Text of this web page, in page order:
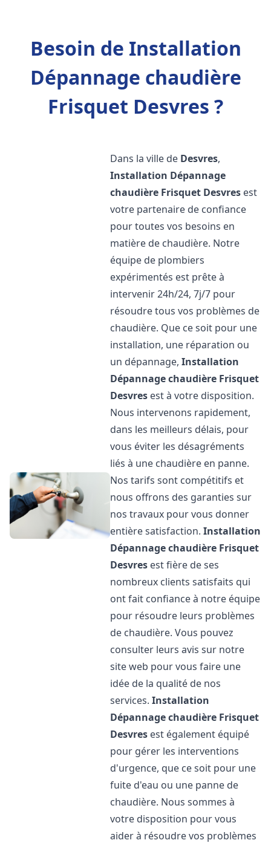
Besoin de Installation
Dépannage chaudière
Frisquet Desvres ?
Dans la ville de Desvres,
Installation Dépannage
chaudière Frisquet Desvres est
votre partenaire de confiance
pour toutes vos besoins en
matière de chaudière. Notre
équipe de plombiers
expérimentés est prête à
intervenir 24h/24, 7j/7 pour
résoudre tous vos problèmes de
chaudière. Que ce soit pour une
installation, une réparation ou
un dépannage,Installation
Dépannage chaudière Frisquet
Desvres est à votre disposition.
Nous intervenons rapidement,
dans les meilleurs délais, pour
vous éviter les désagréments
liés à une chaudière en panne.
Nos tarifs sont compétitifs et
nous offrons des garanties sur
nos travaux pour vous donner
entière satisfaction.Installation
Dépannage chaudière Frisquet
Desvres est fière de ses
nombreux clients satisfaits qui
ont fait confiance à notre équipe
pour résoudre leurs problèmes
de chaudière. Vous pouvez
consulter leurs avis sur notre
site web pour vous faire une
idée de la qualité de nos
services.Installation
Dépannage chaudière Frisquet
Desvres est également équipé
pour gérer les interventions
d'urgence, que ce soit pour une
fuite d'eau ou une panne de
chaudière. Nous sommes à
votre disposition pour vous
aider à résoudre vos problèmes